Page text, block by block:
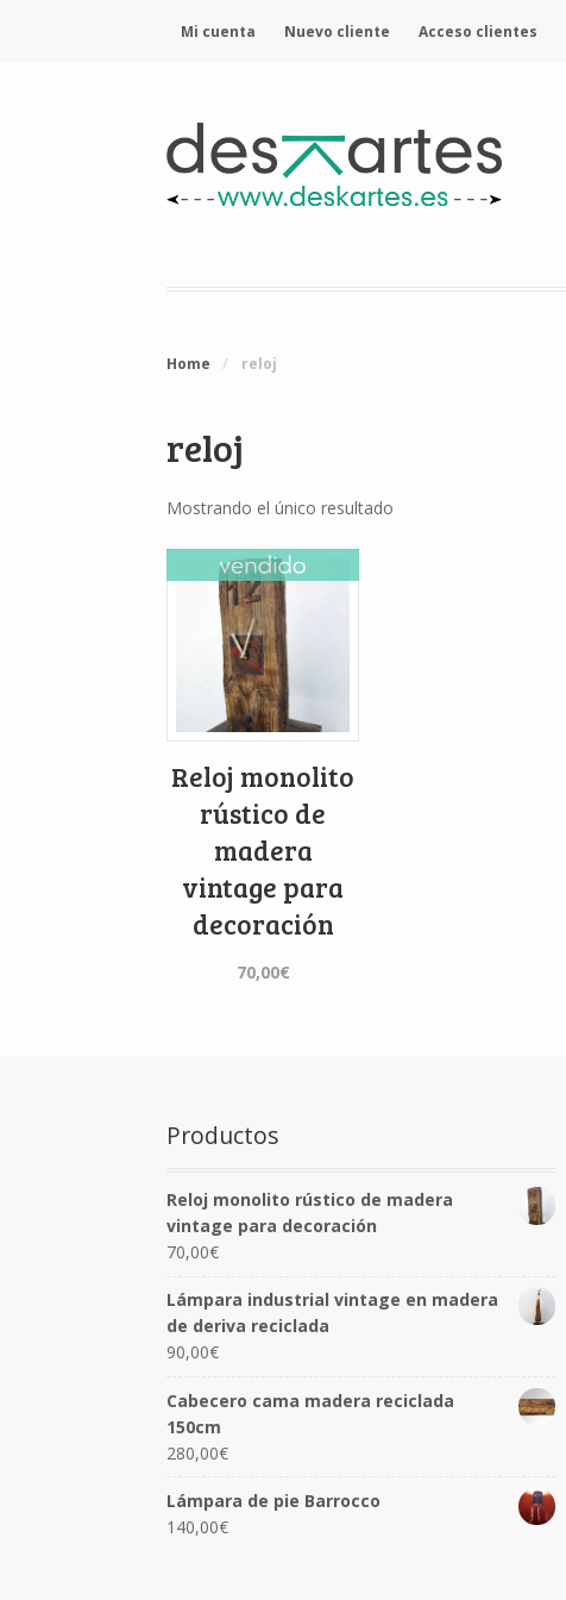
Mi cuenta Nuevo cliente Acceso clientes
Home / reloj
reloj
Mostrando el único resultado
Reloj monolito
rústico de
madera
vintage para
decoración
70,00€
Productos
Reloj monolito rústico de madera
vintage para decoración
70,00€
Lámpara industrial vintage en madera
de deriva reciclada
90,00€
Cabecero cama madera reciclada
150cm
280,00€
Lámpara de pie Barrocco
140,00€